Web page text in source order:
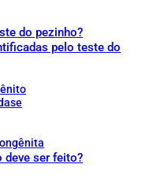
do pezinho?
pelo teste do
deve ser feito?